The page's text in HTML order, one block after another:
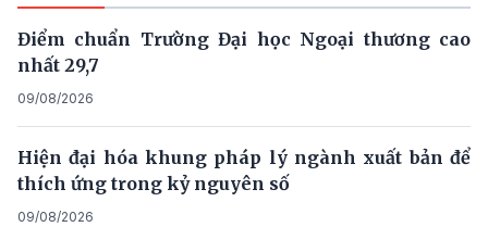
Điểm chuẩn Trường Đại học Ngoại thương cao
nhất 29,7
09/08/2026
Hiện đại hóa khung pháp lý ngành xuất bản để
thích ứng trong kỷ nguyên số
09/08/2026